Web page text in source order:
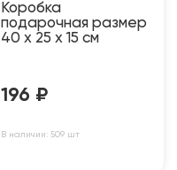
Коробка
подарочная размер
40 х 25 х 15 см
196 ₽
В наличии: 509 шт